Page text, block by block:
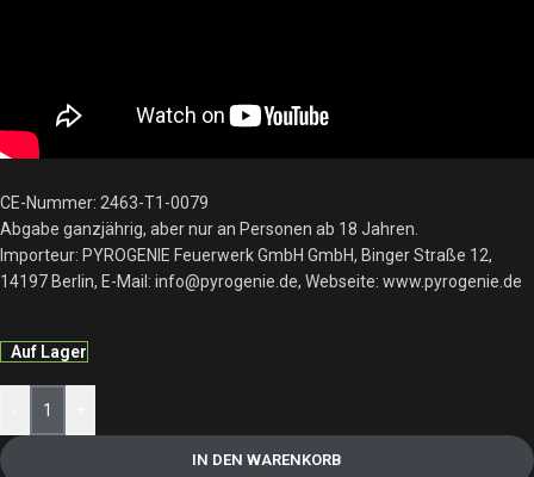
CE-Nummer: 2463-T1-0079
Abgabe ganzjährig, aber nur an Personen ab 18 Jahren.
Importeur: PYROGENIE Feuerwerk GmbH GmbH, Binger Straße 12,
14197 Berlin, E-Mail: info@pyrogenie.de, Webseite: www.pyrogenie.de
Auf Lager
IN DEN WARENKORB